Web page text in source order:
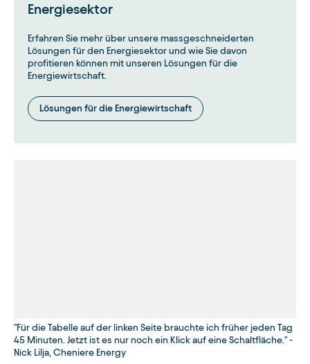
Energiesektor
Erfahren Sie mehr über unsere massgeschneiderten
Lösungen für den Energiesektor und wie Sie davon
profitieren können mit unseren Lösungen für die
Energiewirtschaft.
Lösungen für die Energiewirtschaft
"Für die Tabelle auf der linken Seite brauchte ich früher jeden Tag
45 Minuten. Jetzt ist es nur noch ein Klick auf eine Schaltfläche." -
Nick Lilja, Cheniere Energy